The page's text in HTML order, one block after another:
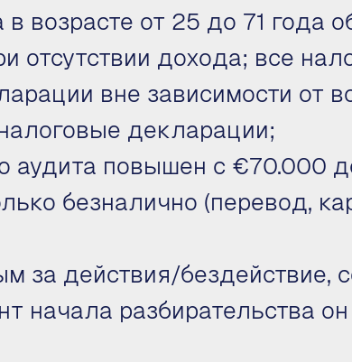
возрасте от 25 до 71 года
отсутствии дохода; все
вне зависимости от
декларации;
аудита повышен с €70.000
безналично (перевод,
за действия/бездействие,
начала разбирательства